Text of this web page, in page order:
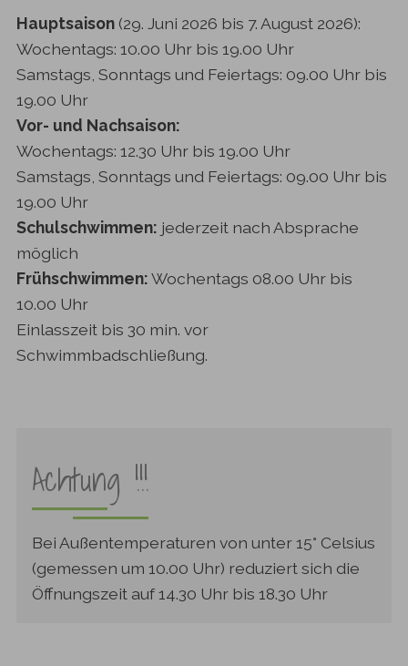
Hauptsaison (29. Juni 2026 bis 7. August 2026):
Wochentags: 10.00 Uhr bis 19.00 Uhr
Samstags, Sonntags und Feiertags: 09.00 Uhr bis
19.00 Uhr
Vor- und Nachsaison:
Wochentags: 12.30 Uhr bis 19.00 Uhr
Samstags, Sonntags und Feiertags: 09.00 Uhr bis
19.00 Uhr
Schulschwimmen: jederzeit nach Absprache
möglich
Frühschwimmen:Wochentags 08.00 Uhr bis
10.00 Uhr
Einlasszeit bis 30 min. vor
Schwimmbadschließung.
Achtung !!!
Bei Außentemperaturen von unter 15° Celsius
(gemessen um 10.00 Uhr) reduziert sich die
Öffnungszeit auf 14.30 Uhr bis 18.30 Uhr